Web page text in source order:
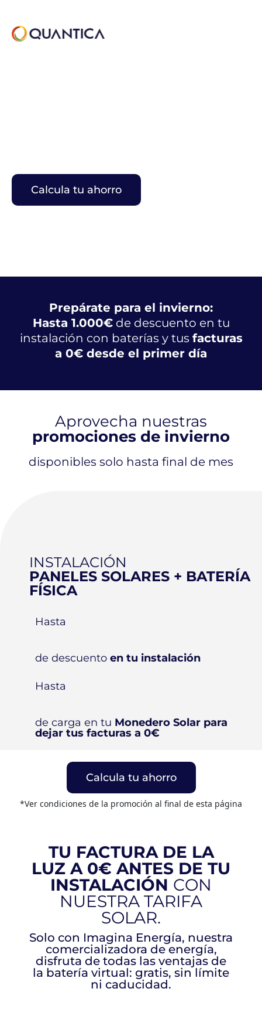
Calcula tu ahorro
Prepárate para el invierno:
Hasta 1.000€de descuento en tu
instalación con baterías y tus facturas
a 0€ desde el primer día
Aprovecha nuestras
promociones de invierno
disponibles solo hasta final de mes
INSTALACIÓN
PANELES SOLARES + BATERÍA
FÍSICA
Hasta
de descuento en tu instalación
Hasta
de carga en tu Monedero Solar para
dejar tus facturas a 0€
Calcula tu ahorro
*Ver condiciones de la promoción al final de esta página
TU FACTURA DE LA
LUZ A 0€ ANTES DE TU
INSTALACIÓN CON
NUESTRA TARIFA
SOLAR.
Solo con Imagina Energía, nuestra
comercializadora de energía,
disfruta de todas las ventajas de
la batería virtual: gratis, sin límite
ni caducidad.